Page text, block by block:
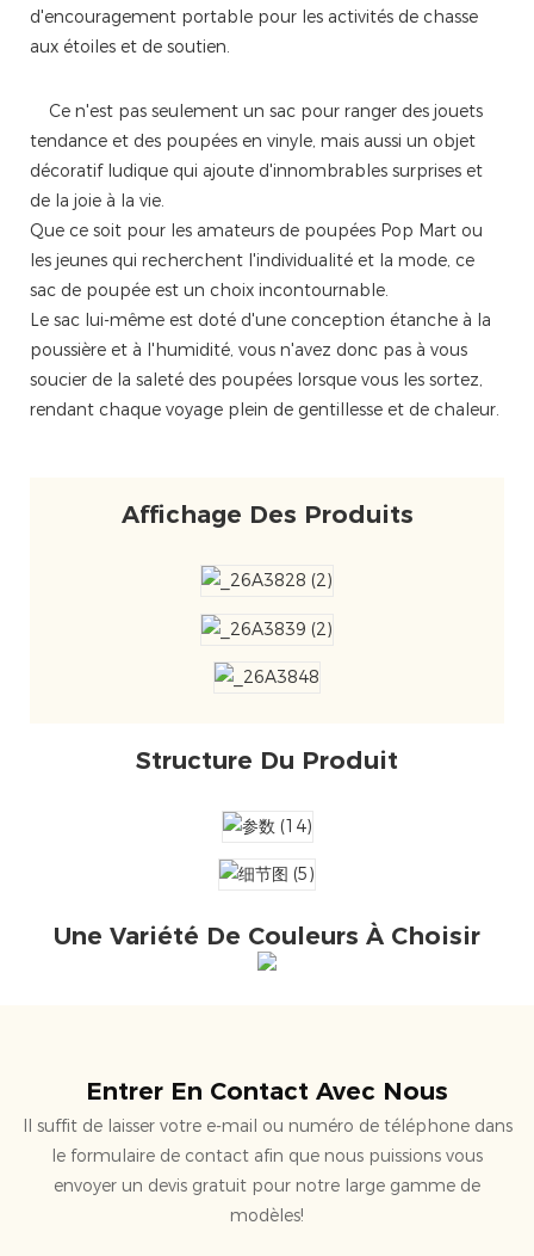
d'encouragement portable pour les activités de chasse
aux étoiles et de soutien.
Ce n'est pas seulement un sac pour ranger des jouets
tendance et des poupées en vinyle, mais aussi un objet
décoratif ludique qui ajoute d'innombrables surprises et
de la joie à la vie.
Que ce soit pour les amateurs de poupées Pop Mart ou
les jeunes qui recherchent l'individualité et la mode, ce
sac de poupée est un choix incontournable.
Le sac lui-même est doté d'une conception étanche à la
poussière et à l'humidité, vous n'avez donc pas à vous
soucier de la saleté des poupées lorsque vous les sortez,
rendant chaque voyage plein de gentillesse et de chaleur.
Affichage Des Produits
Structure Du Produit
Une Variété De Couleurs À Choisir
Entrer En Contact Avec Nous
Il suffit de laisser votre e-mail ou numéro de téléphone dans
le formulaire de contact afin que nous puissions vous
envoyer un devis gratuit pour notre large gamme de
modèles!